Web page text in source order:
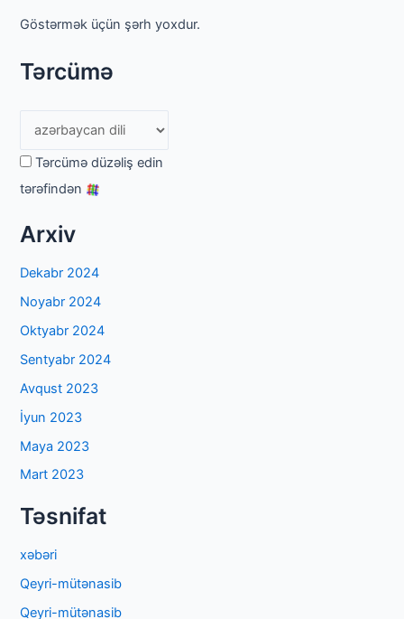
Göstərmək üçün şərh yoxdur.
Tərcümə
Tərcümə düzəliş edin
tərəfindən
Arxiv
Dekabr 2024
Noyabr 2024
Oktyabr 2024
Sentyabr 2024
Avqust 2023
İyun 2023
Maya 2023
Mart 2023
Təsnifat
xəbəri
Qeyri-mütənasib
Qeyri-mütənasib